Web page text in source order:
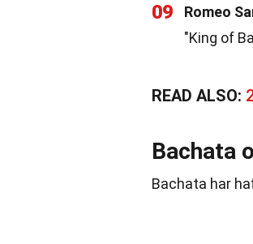
09 Romeo
"King of
READ ALSO:
Bachata
Bachata har